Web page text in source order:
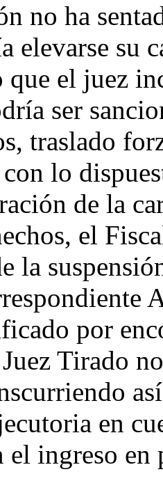
no ha
elevarse su
que el juez
ser
traslado
lo
de la
el
la
por
Tirado
en
el ingreso